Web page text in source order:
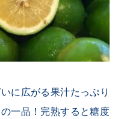
に広がる果汁たっぷり
一品！完熟すると糖度